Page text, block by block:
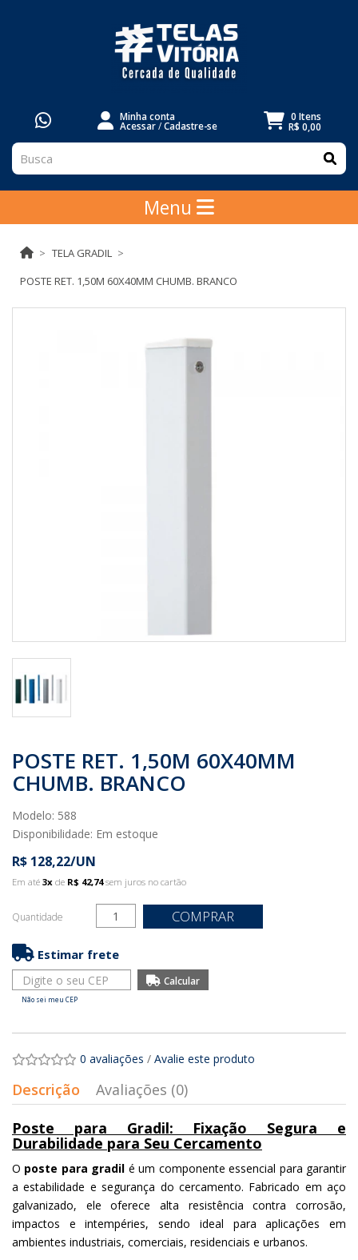
Minha conta
Acessar/Cadastre-se
0 Itens
R$ 0,00
Menu
TELA GRADIL
POSTE RET. 1,50M 60X40MM CHUMB. BRANCO
POSTE RET. 1,50M 60X40MM
CHUMB. BRANCO
Modelo: 588
Disponibilidade: Em estoque
R$ 128,22/UN
Em até 3x de R$ 42,74sem juros no cartão
Quantidade COMPRAR
Estimar frete
Não sei meu CEP
0 avaliações / Avalie este produto
Descrição
Avaliações (0)
Poste para Gradil: Fixação Segura e
Durabilidade para Seu Cercamento
O poste para gradil é um componente essencial para garantir
a estabilidade e segurança do cercamento. Fabricado em aço
galvanizado, ele oferece alta resistência contra corrosão,
impactos e intempéries, sendo ideal para aplicações em
ambientes industriais, comerciais, residenciais e urbanos.